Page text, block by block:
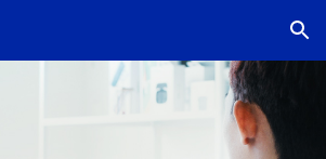
Skip to navigation